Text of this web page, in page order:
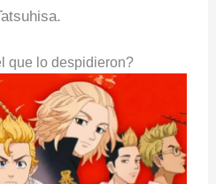
que lo despidieron?